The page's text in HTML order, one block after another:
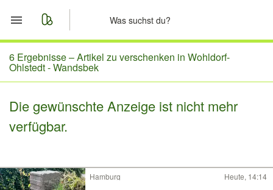
Start
Merkliste
Nachrichten
6 Ergebnisse –Artikel zu verschenken in Wohldorf-
Ohlstedt - Wandsbek
Die gewünschte Anzeige ist nicht mehr
verfügbar.
Hamburg Heute, 14:14